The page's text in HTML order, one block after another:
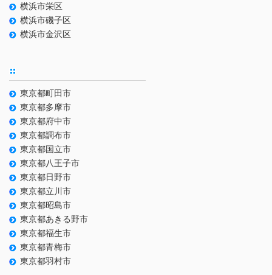
横浜市栄区
横浜市磯子区
横浜市金沢区
東京都町田市
東京都多摩市
東京都府中市
東京都調布市
東京都国立市
東京都八王子市
東京都日野市
東京都立川市
東京都昭島市
東京都あきる野市
東京都福生市
東京都青梅市
東京都羽村市